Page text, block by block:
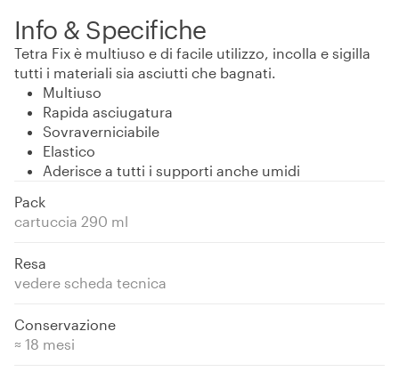
Info & Specifiche
Tetra Fix è multiuso e di facile utilizzo, incolla e sigilla
tutti i materiali sia asciutti che bagnati.
Multiuso
Rapida asciugatura
Sovraverniciabile
Elastico
Aderisce a tutti i supporti anche umidi
Pack
cartuccia 290 ml
Resa
vedere scheda tecnica
Conservazione
≈ 18 mesi